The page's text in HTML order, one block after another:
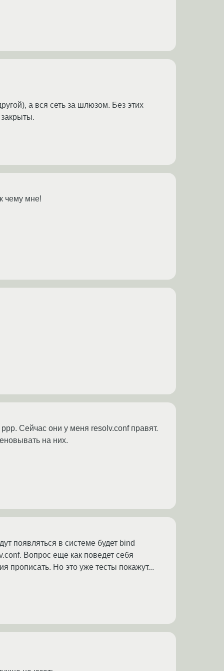
а вся сеть за шлюзом. Без этих
чему мне!
Сейчас они у меня resolv.conf правят.
на них.
появляться в системе будет bind
Вопрос еще как поведет себя
прописать. Но это уже тесты покажут...